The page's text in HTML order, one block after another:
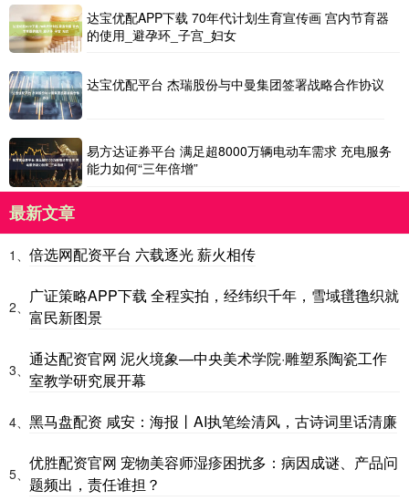
达宝优配APP下载 70年代计划生育宣传画 宫内节育器
的使用_避孕环_子宫_妇女
达宝优配平台 杰瑞股份与中曼集团签署战略合作协议
易方达证券平台 满足超8000万辆电动车需求 充电服务
能力如何“三年倍增”
最新文章
1、 倍选网配资平台 六载逐光 薪火相传
2、
广证策略APP下载 全程实拍，经纬织千年，雪域氆氇织就
富民新图景
3、
通达配资官网 泥火境象—中央美术学院·雕塑系陶瓷工作
室教学研究展开幕
4、 黑马盘配资 咸安：海报丨AI执笔绘清风，古诗词里话清廉
5、
优胜配资官网 宠物美容师湿疹困扰多：病因成谜、产品问
题频出，责任谁担？